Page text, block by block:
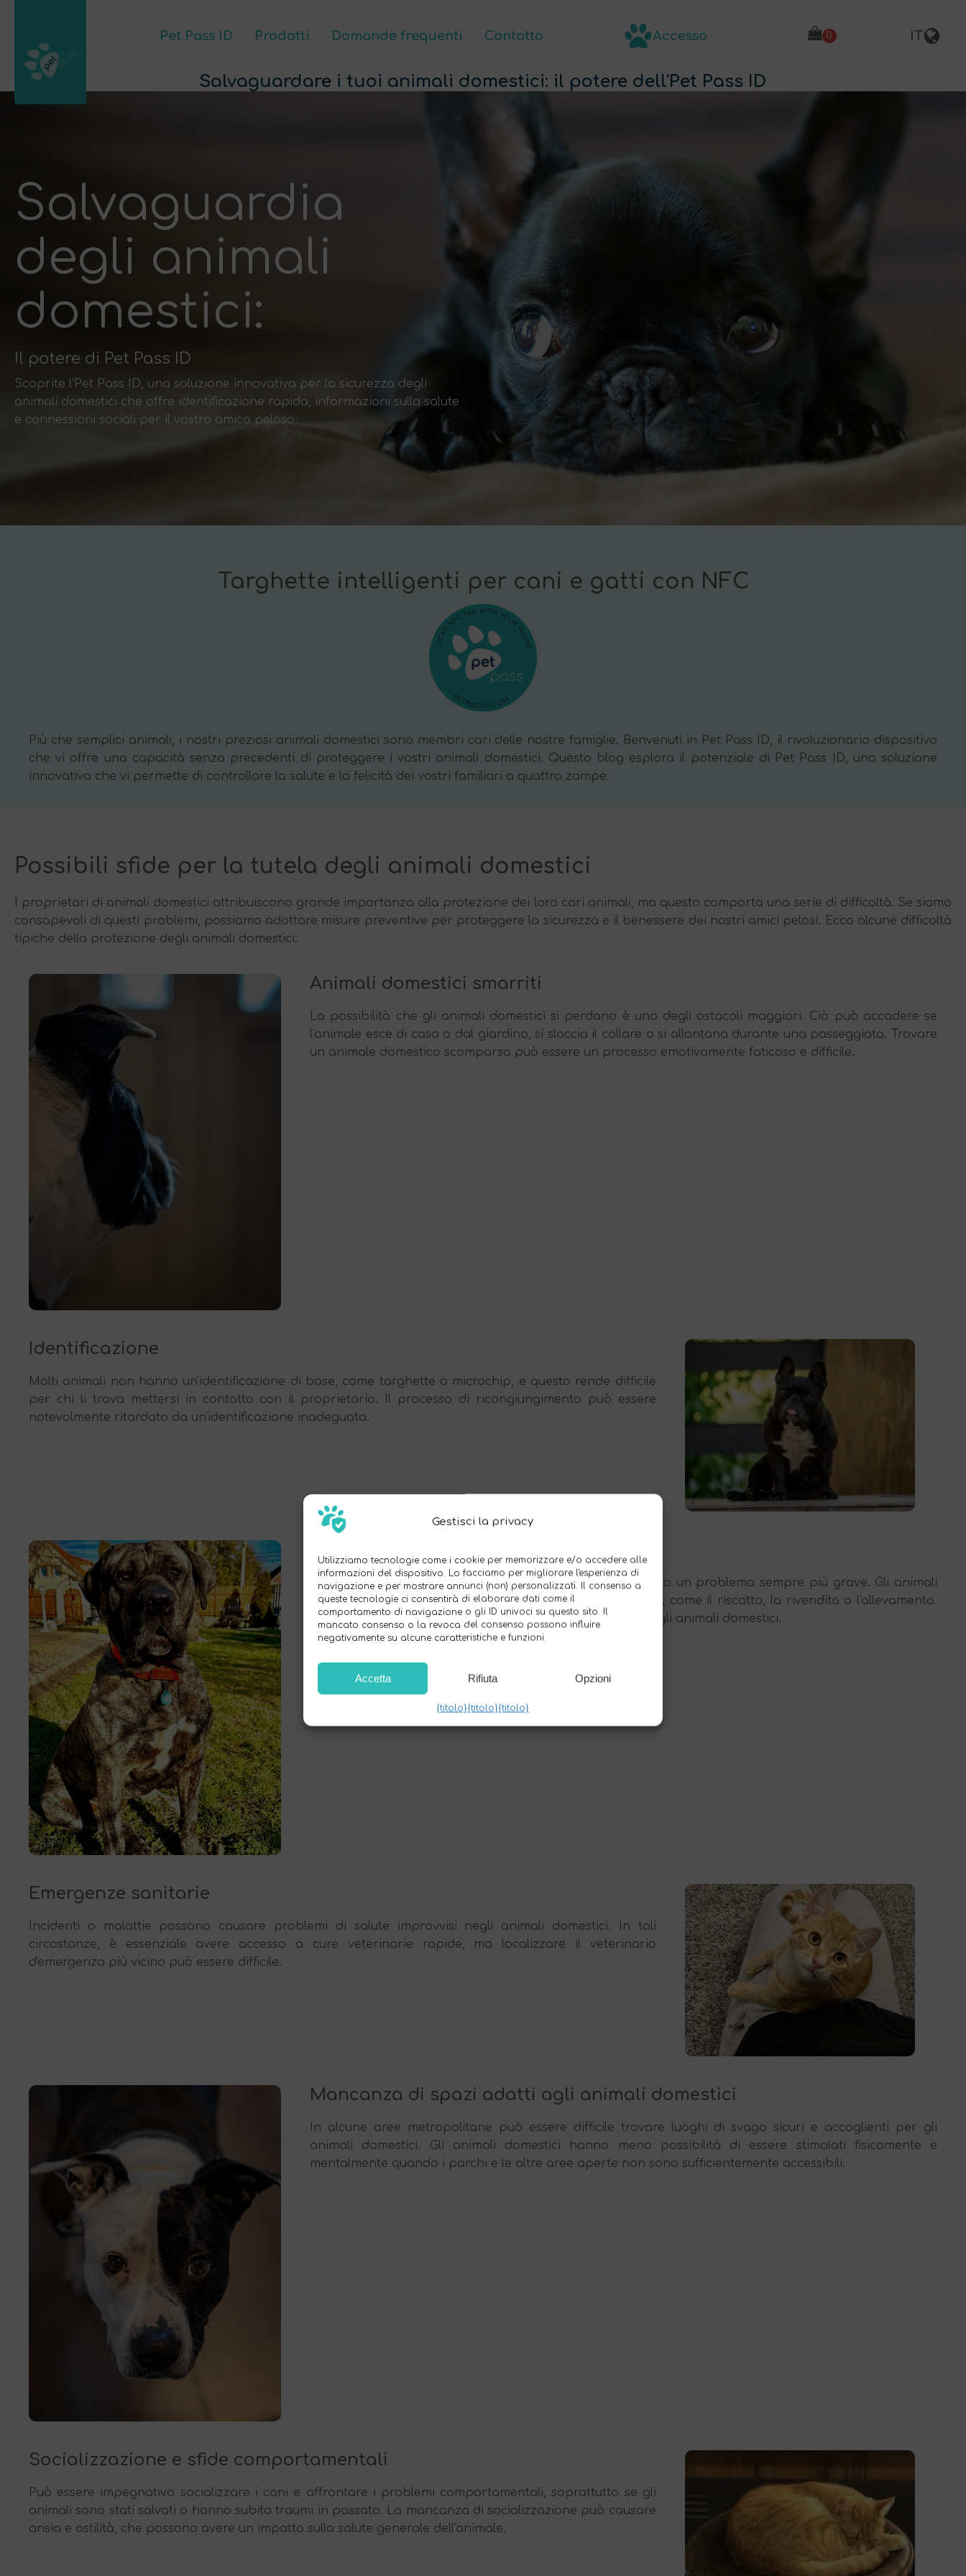
Gestisci la privacy
Utilizziamo tecnologie come i cookie per memorizzare e/o accedere alle
informazioni del dispositivo. Lo facciamo per migliorare l'esperienza di
navigazione e per mostrare annunci (non) personalizzati. Il consenso a
queste tecnologie ci consentirà di elaborare dati come il
comportamento di navigazione o gli ID univoci su questo sito. Il
mancato consenso o la revoca del consenso possono influire
negativamente su alcune caratteristiche e funzioni.
Accetta Rifiuta Opzioni
{titolo}{titolo}{titolo}
Pet Pass ID Prodotti Domande frequenti Contatto Accesso IT
Pet Pass ID Domande frequenti
Salvaguardare i tuoi animali domestici: il potere dell'Pet Pass ID
Salvaguardia
degli animali
domestici:
Il potere di Pet Pass ID
Scoprite l'Pet Pass ID, una soluzione innovativa per la sicurezza degli
animali domestici che offre identificazione rapida, informazioni sulla salute
e connessioni sociali per il vostro amico peloso.
Targhette intelligenti per cani e gatti con NFC
Più che semplici animali, i nostri preziosi animali domestici sono membri cari delle nostre famiglie. Benvenuti in Pet Pass ID, il rivoluzionario dispositivo
che vi offre una capacità senza precedenti di proteggere i vostri animali domestici. Questo blog esplora il potenziale di Pet Pass ID, una soluzione
innovativa che vi permette di controllare la salute e la felicità dei vostri familiari a quattro zampe.
Possibili sfide per la tutela degli animali domestici
I proprietari di animali domestici attribuiscono grande importanza alla protezione dei loro cari animali, ma questo comporta una serie di difficoltà. Se siamo
consapevoli di questi problemi, possiamo adottare misure preventive per proteggere la sicurezza e il benessere dei nostri amici pelosi. Ecco alcune difficoltà
tipiche della protezione degli animali domestici:
Animali domestici smarriti
La possibilità che gli animali domestici si perdano è uno degli ostacoli maggiori. Ciò può accadere se
l'animale esce di casa o dal giardino, si slaccia il collare o si allontana durante una passeggiata. Trovare
un animale domestico scomparso può essere un processo emotivamente faticoso e difficile.
Identificazione
Molti animali non hanno un'identificazione di base, come targhette o microchip, e questo rende difficile
per chi li trova mettersi in contatto con il proprietario. Il processo di ricongiungimento può essere
notevolmente ritardato da un'identificazione inadeguata.
In alcuni luoghi, il furto di animali domestici sta diventando un problema sempre più grave. Gli animali
domestici possono essere presi dai ladri per diversi scopi, come il riscatto, la rivendita o l'allevamento.
Questo alza la posta in gioco per i tentativi di proteggere gli animali domestici.
Emergenze sanitarie
Incidenti o malattie possono causare problemi di salute improvvisi negli animali domestici. In tali
circostanze, è essenziale avere accesso a cure veterinarie rapide, ma localizzare il veterinario
d'emergenza più vicino può essere difficile.
Mancanza di spazi adatti agli animali domestici
In alcune aree metropolitane può essere difficile trovare luoghi di svago sicuri e accoglienti per gli
animali domestici. Gli animali domestici hanno meno possibilità di essere stimolati fisicamente e
mentalmente quando i parchi e le altre aree aperte non sono sufficientemente accessibili.
Socializzazione e sfide comportamentali
Può essere impegnativo socializzare i cani e affrontare i problemi comportamentali, soprattutto se gli
animali sono stati salvati o hanno subito traumi in passato. La mancanza di socializzazione può causare
ansia e ostilità, che possono avere un impatto sulla salute generale dell'animale.